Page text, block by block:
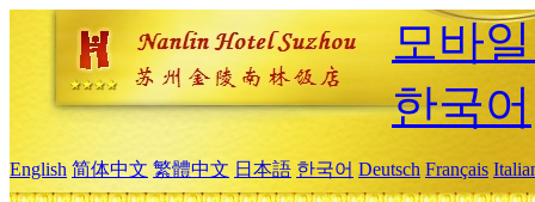
모바
한국어
English 简体中文 繁體中文 日本語 한국어 Deutsch Français